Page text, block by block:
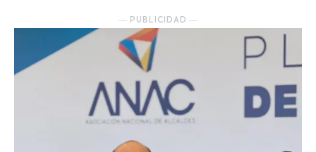
― PUBLICIDAD ―